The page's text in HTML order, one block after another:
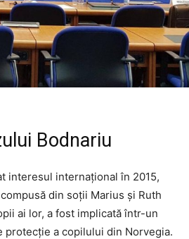
Bodnariu
interesul internațional în 2015,
din soții Marius și Ruth
ai lor, a fost implicată într-un
a copilului din Norvegia.